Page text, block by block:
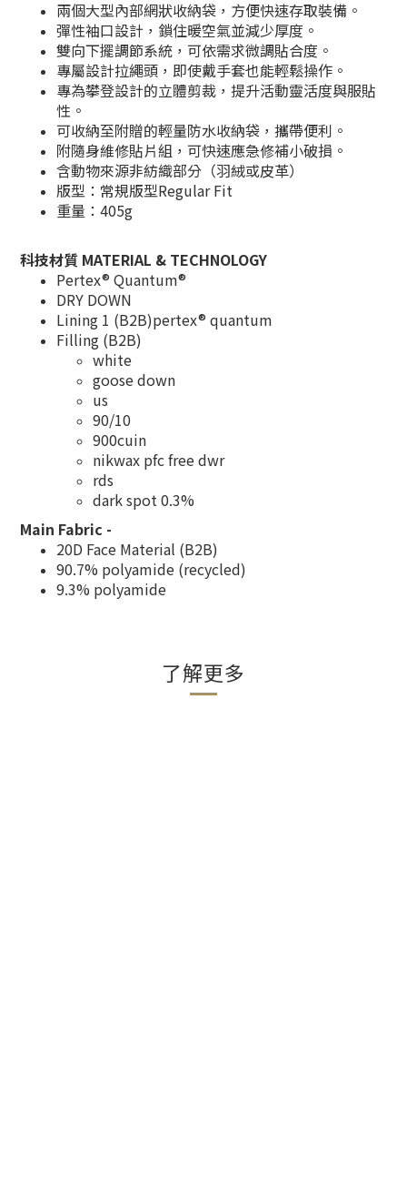
兩個大型內部網狀收納袋，方便快速存取裝備。
彈性袖口設計，鎖住暖空氣並減少厚度。
雙向下擺調節系統，可依需求微調貼合度。
專屬設計拉繩頭，即使戴手套也能輕鬆操作。
專為攀登設計的立體剪裁，提升活動靈活度與服貼
性。
可收納至附贈的輕量防水收納袋，攜帶便利。
附隨身維修貼片組，可快速應急修補小破損。
含動物來源非紡織部分（羽絨或皮革）
版型：常規版型Regular Fit
重量：405g
科技材質 MATERIAL & TECHNOLOGY
Pertex® Quantum®
DRY DOWN
Lining 1 (B2B)pertex® quantum
Filling (B2B)
white
goose down
us
90/10
900cuin
nikwax pfc free dwr
rds
dark spot 0.3%
Main Fabric -
20D Face Material (B2B)
90.7% polyamide (recycled)
9.3% polyamide
了解更多